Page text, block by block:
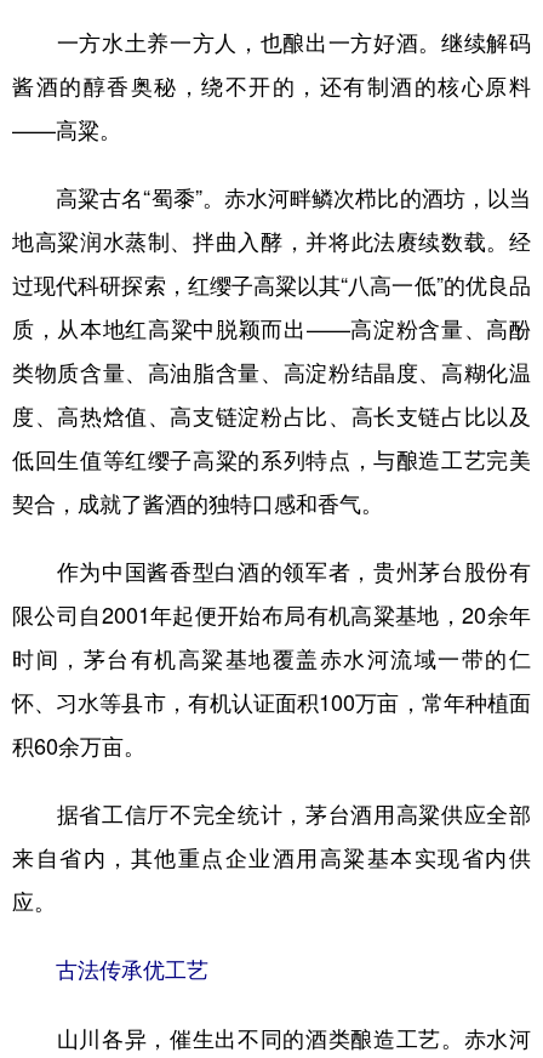
一方水土养一方人，也酿出一方好酒。继续解码
酱酒的醇香奥秘，绕不开的，还有制酒的核心原料
——高粱。
高粱古名“蜀黍”。赤水河畔鳞次栉比的酒坊，以当
地高粱润水蒸制、拌曲入酵，并将此法赓续数载。经
过现代科研探索，红缨子高粱以其“八高一低”的优良品
质，从本地红高粱中脱颖而出——高淀粉含量、高酚
类物质含量、高油脂含量、高淀粉结晶度、高糊化温
度、高热焓值、高支链淀粉占比、高长支链占比以及
低回生值等红缨子高粱的系列特点，与酿造工艺完美
契合，成就了酱酒的独特口感和香气。
作为中国酱香型白酒的领军者，贵州茅台股份有
限公司自2001年起便开始布局有机高粱基地，20余年
时间，茅台有机高粱基地覆盖赤水河流域一带的仁
怀、习水等县市，有机认证面积100万亩，常年种植面
积60余万亩。
据省工信厅不完全统计，茅台酒用高粱供应全部
来自省内，其他重点企业酒用高粱基本实现省内供
应。
古法传承优工艺
山川各异，催生出不同的酒类酿造工艺。赤水河